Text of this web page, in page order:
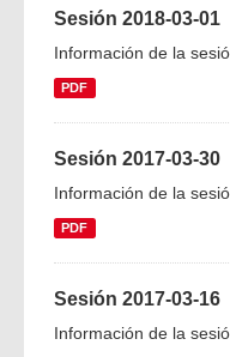
Sesión 2018-03-01
Información de la
PDF
Sesión 2017-03-30
Información de la
PDF
Sesión 2017-03-16
Información de la